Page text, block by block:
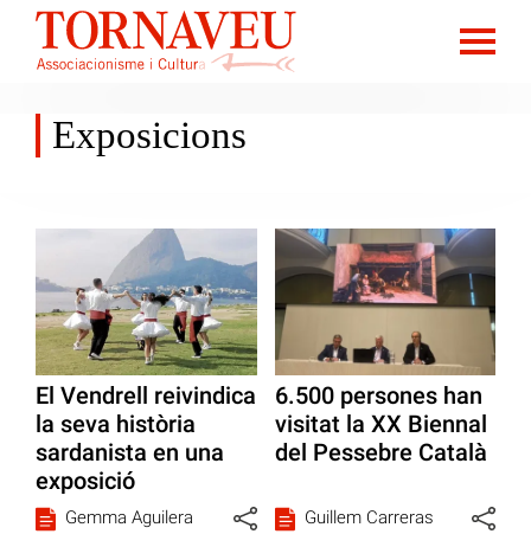
Exposicions
El Vendrell reivindica
la seva història
sardanista en una
exposició
Gemma Aguilera
6.500 persones han
visitat la XX Biennal
del Pessebre Català
Guillem Carreras